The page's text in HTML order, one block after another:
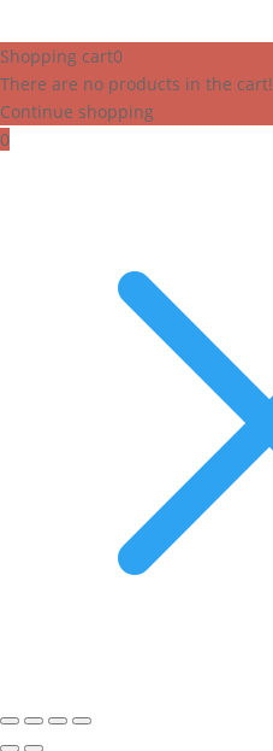
Shopping cart0
There are no products in the cart!
Continue shopping
0